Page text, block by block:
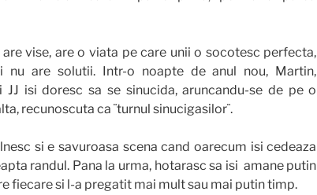
vise, are o viata pe care unii o socotesc perfecta,
nu are solutii. Intr-o noapte de anul nou, Martin,
JJ isi doresc sa se sinucida, aruncandu-se de pe o
recunoscuta ca ¨turnul sinucigasilor¨.
si e savuroasa scena cand oarecum isi cedeaza
randul. Pana la urma, hotarasc sa isi amane putin
fiecare si l-a pregatit mai mult sau mai putin timp.